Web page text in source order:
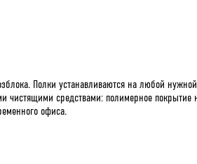
Полки устанавливаются на любой
средствами: полимерное покрытие
офиса.